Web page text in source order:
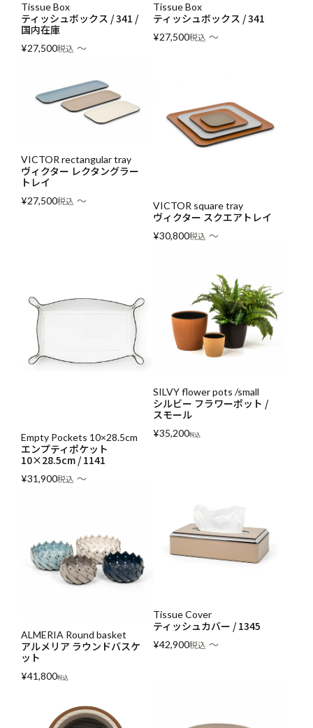
Tissue Box
ティッシュボックス / 341 /
国内在庫
¥27,500税込 〜
Tissue Box
ティッシュボックス / 341
¥27,500税込 〜
VICTOR rectangular tray
ヴィクター レクタングラー
トレイ
¥27,500税込 〜 VICTOR square tray
ヴィクター スクエアトレイ
¥30,800税込 〜
Empty Pockets 10×28.5cm
エンプティポケット
10×28.5cm / 1141
¥31,900税込 〜
SILVY flower pots /small
シルビー フラワーポット /
スモール
¥35,200税込
ALMERIA Round basket
アルメリア ラウンドバスケ
ット
¥41,800税込
Tissue Cover
ティッシュカバー / 1345
¥42,900税込 〜